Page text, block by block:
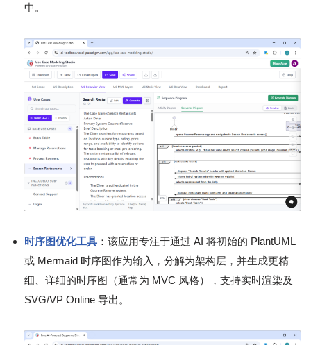
中。
时序图优化工具 ：该应用专注于通过 AI 将初始的 PlantUML
或 Mermaid 时序图作为输入，分解为架构层，并生成更精
细、详细的时序图（通常为 MVC 风格），支持实时渲染及
SVG/VP Online 导出。